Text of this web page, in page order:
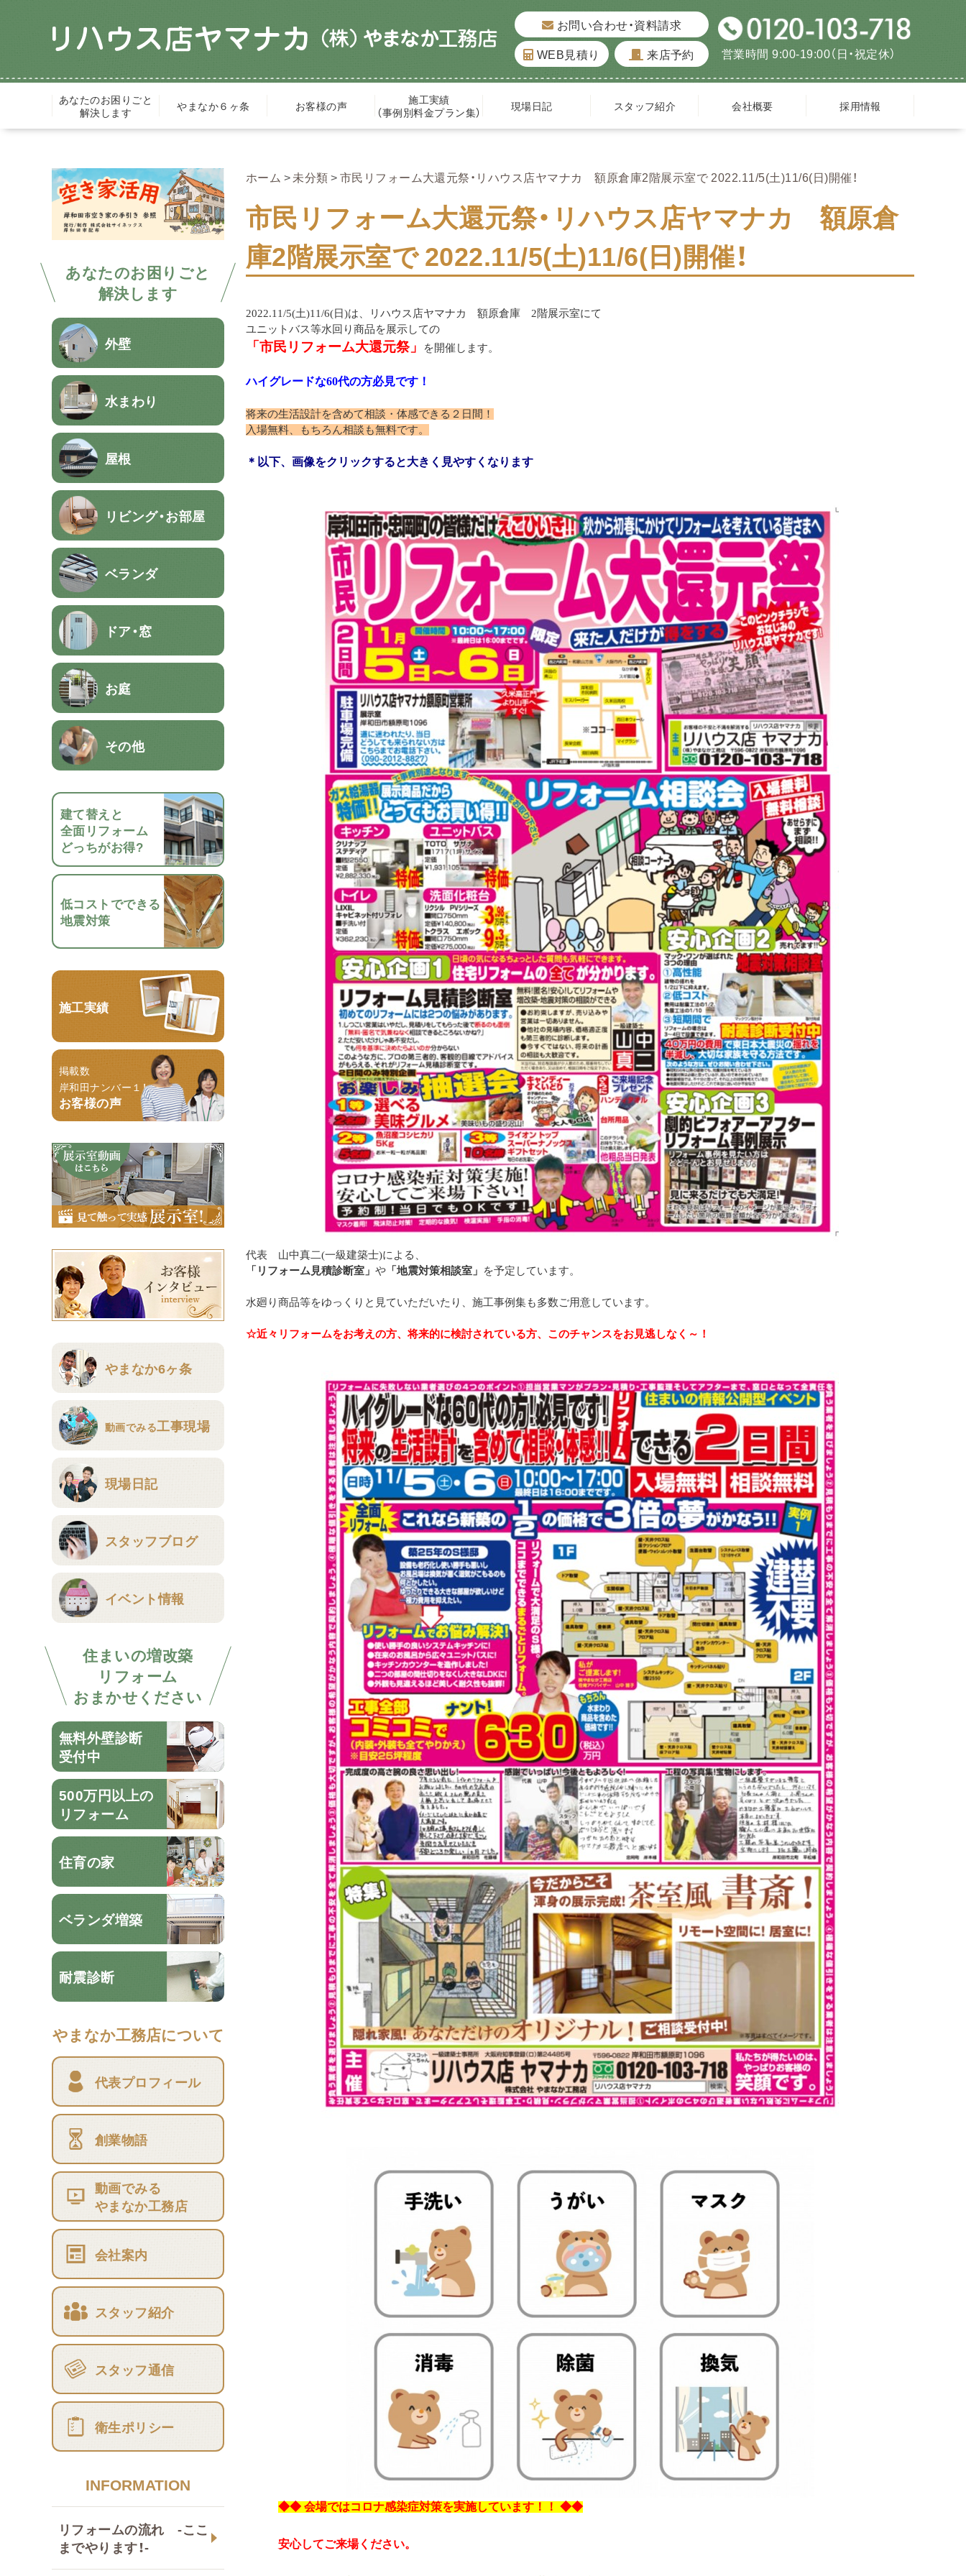
お問い合わせ・資料請求
WEB見積り
来店予約 営業時間 9:00-19:00（日・祝定休）
あなたのお困りごと
解決します
やまなか６ヶ条 お客様の声
施工実績
（事例別料金プラン集）
現場日記 スタッフ紹介 会社概要 採用情報
あなたのお困りごと
解決します
外壁
水まわり
屋根
リビング・お部屋
ベランダ
ドア・窓
お庭
その他
建て替えと
全面リフォーム
どっちがお得?
低コストでできる
地震対策
施工実績
掲載数
岸和田ナンバー１！
お客様の声
やまなか6ヶ条
動画でみる工事現場
現場日記
スタッフブログ
イベント情報
住まいの増改築
リフォーム
おまかせください
無料外壁診断
受付中
500万円以上の
リフォーム
住育の家
ベランダ増築
耐震診断
やまなか工務店について
代表プロフィール
創業物語
動画でみる
やまなか工務店
会社案内
スタッフ紹介
スタッフ通信
衛生ポリシー
INFORMATION
リフォームの流れ -ここ
までやります！-
ホーム 未分類 市民リフォーム大還元祭・リハウス店ヤマナカ 額原倉庫2階展示室で 2022.11/5(土)11/6(日)開催！
市民リフォーム大還元祭・リハウス店ヤマナカ 額原倉
庫2階展示室で 2022.11/5(土)11/6(日)開催！
2022.11/5(土)11/6(日)は、 リハウス店ヤマナカ 額原倉庫 2階展示室にて
ユニットバス等水回り商品を展示しての
「市民リフォーム大還元祭」 を開催します。
ハイグレードな60代の方必見です！
将来の生活設計を含めて相談・体感できる２日間！
入場無料、もちろん相談も無料です。
＊以下、画像をクリックすると大きく見やすくなります
代表 山中真二(一級建築士)による、
「リフォーム見積診断室」 や 「地震対策相談室」 を予定しています。
水廻り商品等をゆっくりと見ていただいたり、施工事例集も多数ご用意しています。
☆近々リフォームをお考えの方、将来的に検討されている方、このチャンスをお見逃しなく～！
◆◆ 会場ではコロナ感染症対策を実施しています！！ ◆◆
安心してご来場ください。